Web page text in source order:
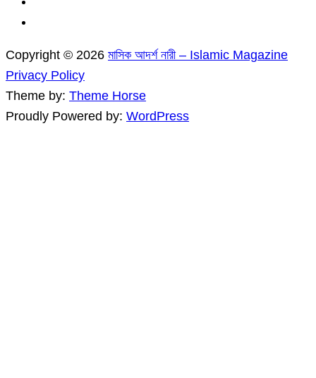
Copyright © 2026 মাসিক আদর্শ নারী – Islamic Magazine
Privacy Policy
Theme by: Theme Horse
Proudly Powered by: WordPress